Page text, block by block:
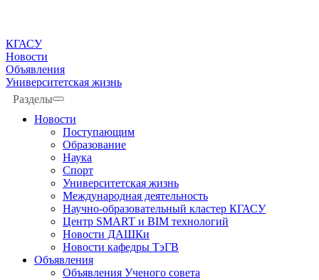
КГАСУ
Новости
Объявления
Университетская жизнь
Разделы
Новости
Поступающим
Образование
Наука
Спорт
Университетская жизнь
Международная деятельность
Научно-образовательный кластер КГАСУ
Центр SMART и BIM технологий
Новости ДАШКи
Новости кафедры ТэГВ
Объявления
Объявления Ученого совета